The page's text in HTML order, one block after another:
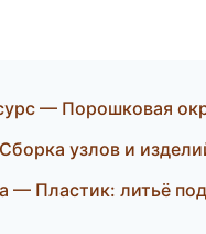
— Порошковая
узлов и
— Пластик: литьё